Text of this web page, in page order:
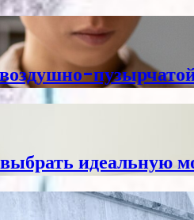
идеальную